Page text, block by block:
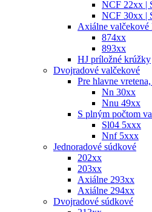
NCF 22xx |
NCF 30xx |
Axiálne valčekové
874xx
893xx
HJ príložné krúžky
Dvojradové valčekové
Pre hlavne
Nn 30xx
Nnu 49xx
S plným počtom
Sl04 5xxx
Nnf 5xxx
Jednoradové súdkové
202xx
203xx
Axiálne 293xx
Axiálne 294xx
Dvojradové súdkové